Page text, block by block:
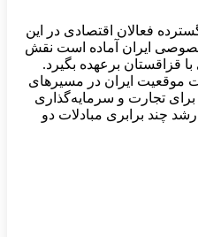
فعالان اقتصادی در این
ایران آماده است نقش
قزاقستان برعهده بگیرد.
موقعیت ایران در مسیرهای
برای تجارت و سرمایه‌گذاری
چند برابری مبادلات دو